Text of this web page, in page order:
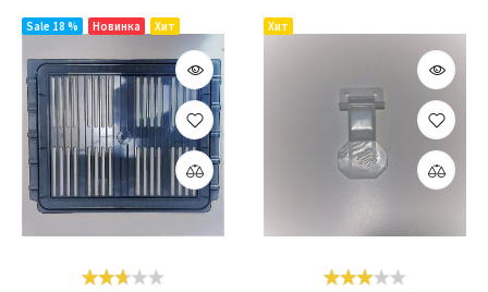
Sale 18 % Новинка Хит Хит